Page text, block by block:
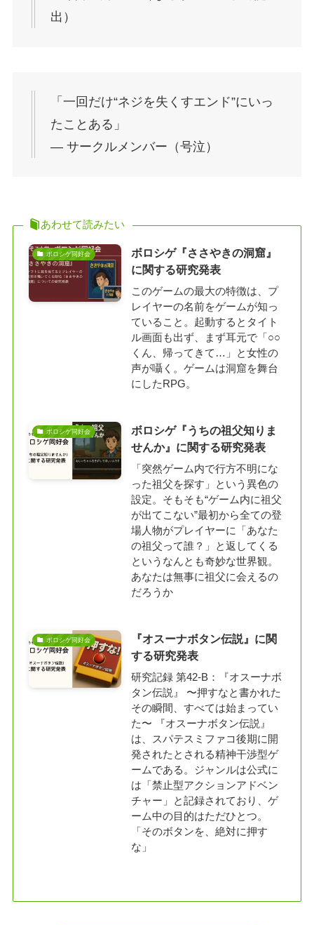
出）
「一回だけ“ネジを失くすエンド”にいっ
たことある」
― サークルメンバー（号泣）
あわせて読みたい
ボロシゲ同好会
ボロシゲ『ささやきの洞窟』
に関する研究発表
このゲームの最大の特徴は、プ
レイヤーの名前をゲームが知っ
ていること。起動するとタイト
ル画面も出ず、まず耳元で「○○
くん、帰ってきて…」と女性の
声が囁く。ゲームは洞窟を舞台
にしたRPG。
ボロシゲ同好会
ボロシゲ『うちの祖父知りま
せんか』に関する研究発表
「突然ゲーム内で行方不明にな
った祖父を探す」という異色の
設定。そもそも“ゲーム内に祖父
が出てこない”最初から全ての登
場人物がプレイヤーに「あなた
の祖父って誰？」と返してくる
というなんとも奇妙な世界観。
あなたは無事に祖父に会えるの
だろうか
ボロシゲ同好会
『オスーナボタン伝説』に関
する研究発表
研究記録 第42-B：『オスーナボ
タン伝説』 〜押すなと書かれた
その瞬間、すべては始まってい
た〜 『オスーナボタン伝説』
は、スパテスミファコ後期に開
発されたとされる精神干渉型ゲ
ームである。ジャンルは公式に
は「禁止型アクションアドベン
チャー」と記録されており、ゲ
ーム中の目的はただひとつ。
「そのボタンを、絶対に押す
な」